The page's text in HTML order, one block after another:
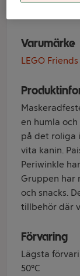
Varumärke
LEGO Friends
en humla
på det roliga
vita kanin.
Periwinkle
Gruppen har
och snacks.
tillbehör där
Förvaring
Lägsta
50°C